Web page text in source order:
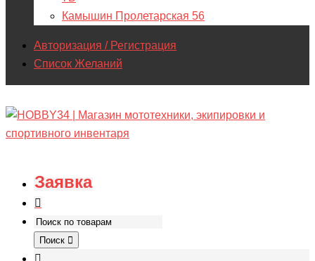
Камышин Пролетарская 56
Авторизация / Регистрация
Список Желаний
Заявка
Поиск